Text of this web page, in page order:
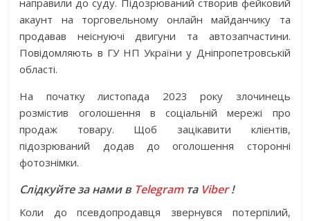
направили до суду. Підозрюваний створив фейковий
акаунт на торговельному онлайн майданчику та
продавав неіснуючі двигуни та автозапчастини.
Повідомляють в ГУ НП України у Дніпропетровській
області.
На початку листопада 2023 року злочинець
розмістив оголошення в соціальній мережі про
продаж товару. Щоб зацікавити клієнтів,
підозрюваний додав до оголошення сторонні
фотознімки.
Слідкуйте за нами в Telegramта Viber!
Коли до псевдопродавця звернувся потерпілий,